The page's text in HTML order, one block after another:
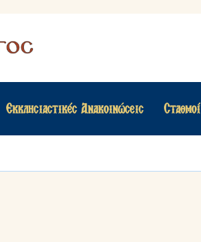
Εκκλησιαστικές Ανακοινώσεις Σταθμοί